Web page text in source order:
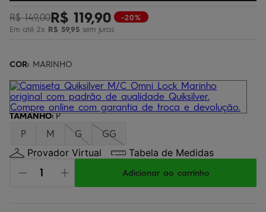
R$ 149,00R$ 119,90
Em até 2x R$ 59,95 sem juros
-20%
COR: MARINHO
TAMANHO: P
P M G GG
Provador Virtual Tabela de Medidas
Adicionar ao carrinho
5 º bermuda
6º óculos
9º chinelo
10º calça